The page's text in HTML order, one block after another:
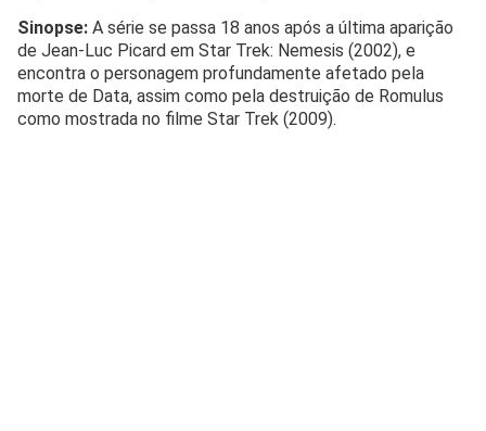
Sinopse: A série se passa 18 anos após a última aparição
de Jean-Luc Picard em Star Trek: Nemesis (2002), e
encontra o personagem profundamente afetado pela
morte de Data, assim como pela destruição de Romulus
como mostrada no filme Star Trek (2009).